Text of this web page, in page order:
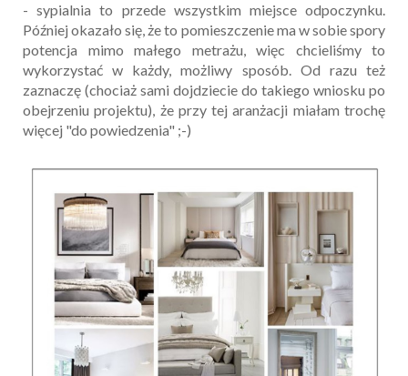
- sypialnia to przede wszystkim miejsce odpoczynku.
Później okazało się, że to pomieszczenie ma w sobie spory
potencja mimo małego metrażu, więc chcieliśmy to
wykorzystać w każdy, możliwy sposób. Od razu też
zaznaczę (chociaż sami dojdziecie do takiego wniosku po
obejrzeniu projektu), że przy tej aranżacji miałam trochę
więcej "do powiedzenia" ;-)